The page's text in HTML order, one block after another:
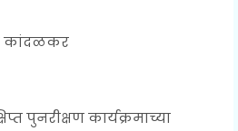
कांदळकर
पुनरीक्षण कार्यक्रमाच्या